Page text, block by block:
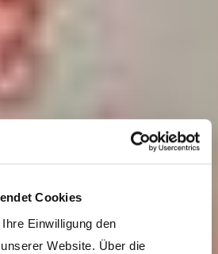
Cookies
Einwilligung den
Website. Über die